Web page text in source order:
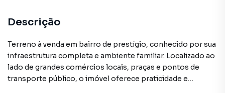
Descrição
Terreno à venda em bairro de prestígio, conhecido por sua
infraestrutura completa e ambiente familiar. Localizado ao
lado de grandes comércios locais, praças e pontos de
transporte público, o imóvel oferece praticidade e